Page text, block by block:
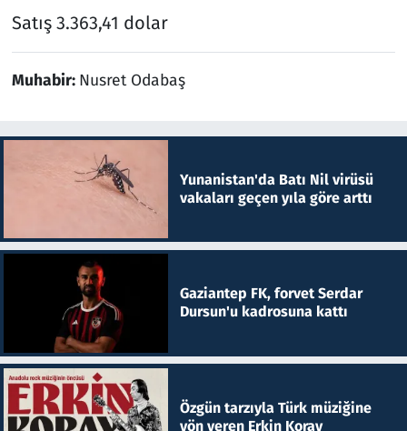
Satış 3.363,41 dolar
Muhabir: Nusret Odabaş
Yunanistan'da Batı Nil virüsü
vakaları geçen yıla göre arttı
Gaziantep FK, forvet Serdar
Dursun'u kadrosuna kattı
Özgün tarzıyla Türk müziğine
yön veren Erkin Koray